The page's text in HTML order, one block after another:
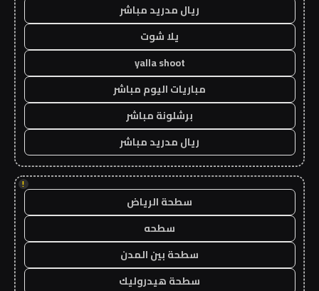
ريال مدريد مباشر
يلا شوت
yalla shoot
مباريات اليوم مباشر
برشلونة مباشر
ريال مدريد مباشر
!
سطحة الرياض
سطحه
سطحة بين المدن
سطحة هيدروليك